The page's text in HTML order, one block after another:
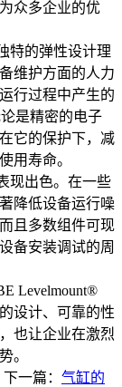
众多企业的优
特的弹性设计理
维护方面的人力
行过程中产生的
是精密的电子
它的保护下，减
用寿命。
现出色。在一些
降低设备运行噪
且多数组件可现
备安装调试的周
Levelmount®
设计、可靠的性
也让企业在激烈
。
下一篇： 气缸的